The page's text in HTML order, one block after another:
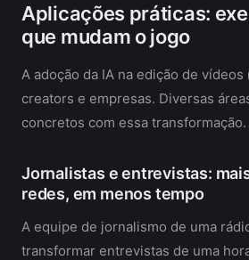
Aplicações práticas:
que mudam o jogo
A adoção da IA na edição de
creators e empresas. Diversas
concretos com essa transformação.
Jornalistas e entrevistas:
redes, em menos tempo
A equipe de jornalismo de uma
transformar entrevistas de uma